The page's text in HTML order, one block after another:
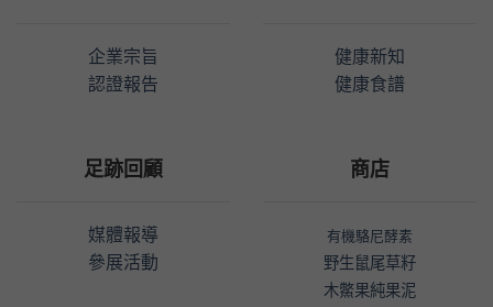
企業宗旨
認證報告
健康新知
健康食譜
足跡回顧
媒體報導
參展活動
商店
有機駱尼酵素
野生鼠尾草籽
木鱉果純果泥